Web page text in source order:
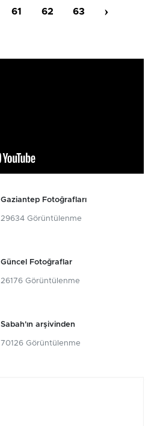
61 62 63 ›
Gaziantep Fotoğrafları
29634 Görüntülenme
Güncel Fotoğraflar
26176 Görüntülenme
Sabah'ın arşivinden
70126 Görüntülenme